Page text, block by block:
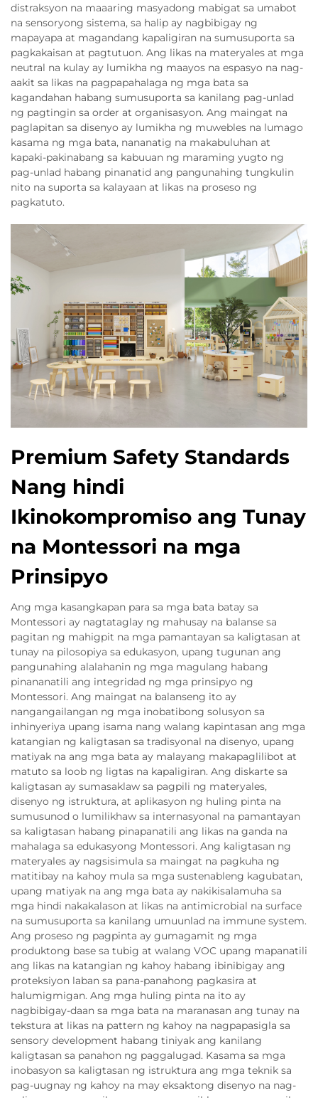
distraksyon na maaaring masyadong mabigat sa umabot
na sensoryong sistema, sa halip ay nagbibigay ng
mapayapa at magandang kapaligiran na sumusuporta sa
pagkakaisan at pagtutuon. Ang likas na materyales at mga
neutral na kulay ay lumikha ng maayos na espasyo na nag-
aakit sa likas na pagpapahalaga ng mga bata sa
kagandahan habang sumusuporta sa kanilang pag-unlad
ng pagtingin sa order at organisasyon. Ang maingat na
paglapitan sa disenyo ay lumikha ng muwebles na lumago
kasama ng mga bata, nananatig na makabuluhan at
kapaki-pakinabang sa kabuuan ng maraming yugto ng
pag-unlad habang pinanatid ang pangunahing tungkulin
nito na suporta sa kalayaan at likas na proseso ng
pagkatuto.
Premium Safety Standards
Nang hindi
Ikinokompromiso ang Tunay
na Montessori na mga
Prinsipyo
Ang mga kasangkapan para sa mga bata batay sa
Montessori ay nagtataglay ng mahusay na balanse sa
pagitan ng mahigpit na mga pamantayan sa kaligtasan at
tunay na pilosopiya sa edukasyon, upang tugunan ang
pangunahing alalahanin ng mga magulang habang
pinananatili ang integridad ng mga prinsipyo ng
Montessori. Ang maingat na balanseng ito ay
nangangailangan ng mga inobatibong solusyon sa
inhinyeriya upang isama nang walang kapintasan ang mga
katangian ng kaligtasan sa tradisyonal na disenyo, upang
matiyak na ang mga bata ay malayang makapaglilibot at
matuto sa loob ng ligtas na kapaligiran. Ang diskarte sa
kaligtasan ay sumasaklaw sa pagpili ng materyales,
disenyo ng istruktura, at aplikasyon ng huling pinta na
sumusunod o lumilikhaw sa internasyonal na pamantayan
sa kaligtasan habang pinapanatili ang likas na ganda na
mahalaga sa edukasyong Montessori. Ang kaligtasan ng
materyales ay nagsisimula sa maingat na pagkuha ng
matitibay na kahoy mula sa mga sustenableng kagubatan,
upang matiyak na ang mga bata ay nakikisalamuha sa
mga hindi nakakalason at likas na antimicrobial na surface
na sumusuporta sa kanilang umuunlad na immune system.
Ang proseso ng pagpinta ay gumagamit ng mga
produktong base sa tubig at walang VOC upang mapanatili
ang likas na katangian ng kahoy habang ibinibigay ang
proteksiyon laban sa pana-panahong pagkasira at
halumigmigan. Ang mga huling pinta na ito ay
nagbibigay-daan sa mga bata na maranasan ang tunay na
tekstura at likas na pattern ng kahoy na nagpapasigla sa
sensory development habang tiniyak ang kanilang
kaligtasan sa panahon ng paggalugad. Kasama sa mga
inobasyon sa kaligtasan ng istruktura ang mga teknik sa
pag-uugnay ng kahoy na may eksaktong disenyo na nag-